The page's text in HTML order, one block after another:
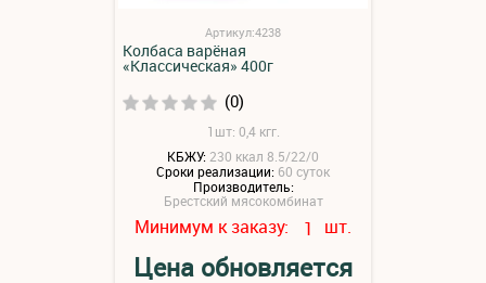
Артикул:4238
Колбаса варёная
«Классическая» 400г
(0)
1шт: 0,4 кгг.
КБЖУ: 230 ккал 8.5/22/0
Сроки реализации: 60 суток
Производитель:
Брестский мясокомбинат
Минимум к заказу: 1 шт.
Цена обновляется